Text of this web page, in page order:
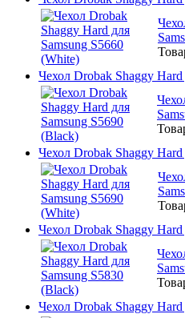
Чехол Drobak Shaggy
Чехол Drobak Shaggy
Чехол Drobak Shaggy
Чехол Drobak Shaggy